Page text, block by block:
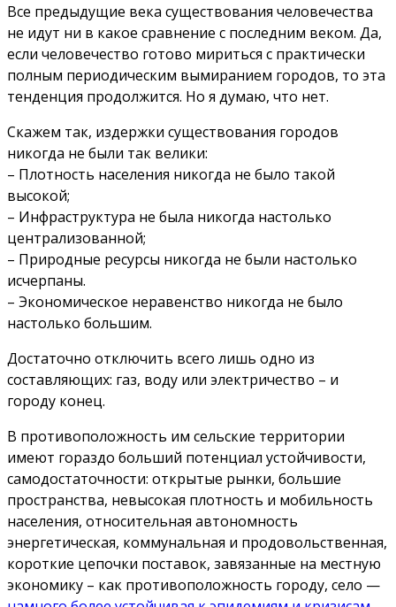
Все предыдущие века существования человечества
не идут ни в какое сравнение с последним веком. Да,
если человечество готово мириться с практически
полным периодическим вымиранием городов, то эта
тенденция продолжится. Но я думаю, что нет.
Скажем так, издержки существования городов
никогда не были так велики:
– Плотность населения никогда не было такой
высокой;
– Инфраструктура не была никогда настолько
централизованной;
– Природные ресурсы никогда не были настолько
исчерпаны.
– Экономическое неравенство никогда не было
настолько большим.
Достаточно отключить всего лишь одно из
составляющих: газ, воду или электричество – и
городу конец.
В противоположность им сельские территории
имеют гораздо больший потенциал устойчивости,
самодостаточности: открытые рынки, большие
пространства, невысокая плотность и мобильность
населения, относительная автономность
энергетическая, коммунальная и продовольственная,
короткие цепочки поставок, завязанные на местную
экономику – как противоположность городу, село —